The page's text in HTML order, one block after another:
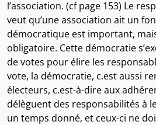
l’association. (cf page 153) Le
veut qu’une association ait un
démocratique est important,
obligatoire. Cette démocratie
de votes pour élire les
vote, la démocratie, c.est aussi
électeurs, c.est-à-dire aux
délèguent des responsabilités à
un temps donné, et ceux-ci ne